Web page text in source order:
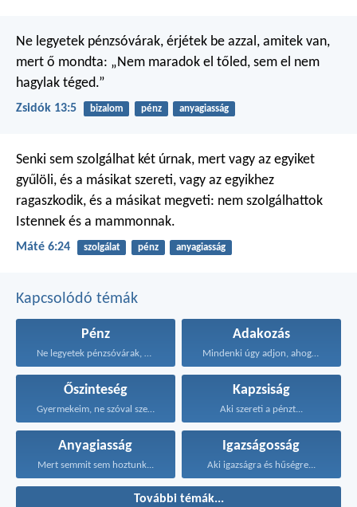
Ne legyetek pénzsóvárak, érjétek be azzal, amitek van,
mert ő mondta: „Nem maradok el tőled, sem el nem
hagylak téged.”
Zsidók 13:5 bizalom pénz anyagiasság
Senki sem szolgálhat két úrnak, mert vagy az egyiket
gyűlöli, és a másikat szereti, vagy az egyikhez
ragaszkodik, és a másikat megveti: nem szolgálhattok
Istennek és a mammonnak.
Máté 6:24 szolgálat pénz anyagiasság
Kapcsolódó témák
Pénz
Ne legyetek pénzsóvárak, érjétek...
Adakozás
Mindenki úgy adjon, ahogyan...
Őszinteség
Gyermekeim, ne szóval szeressünk...
Kapzsiság
Aki szereti a pénzt...
Anyagiasság
Mert semmit sem hoztunk...
Igazságosság
Aki igazságra és hűségre...
További témák...